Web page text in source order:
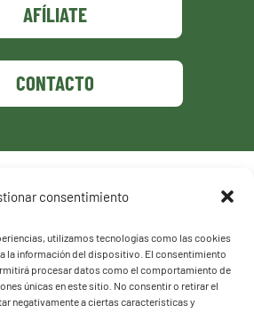
consentimiento
utilizamos tecnologías como las cookies
la información del dispositivo. El consentimiento
procesar datos como el comportamiento de
únicas en este sitio. No consentir o retirar el
negativamente a ciertas características y
AFÍLIATE
CONTACTO
de privacidad